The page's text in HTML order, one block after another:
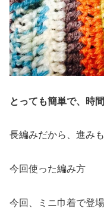
とっても簡単で、時
長編みだから、進み
今回使った編み方
今回、ミニ巾着で登